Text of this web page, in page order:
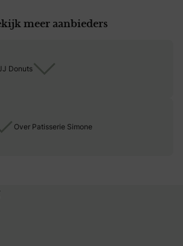
meer aanbieders
Over Patisserie Simone
Donuts